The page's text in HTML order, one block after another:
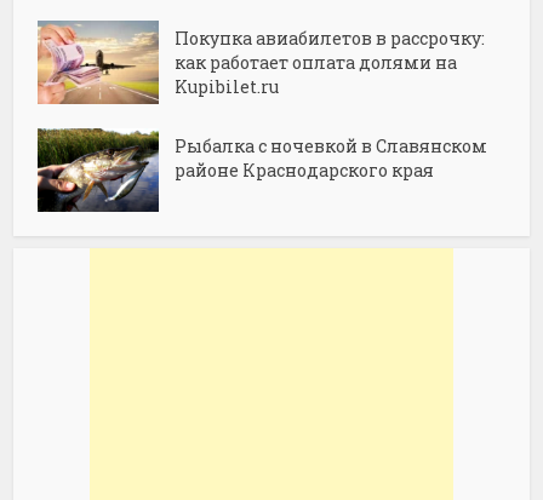
Покупка авиабилетов в рассрочку:
как работает оплата долями на
Kupibilet.ru
Рыбалка с ночевкой в Славянском
районе Краснодарского края